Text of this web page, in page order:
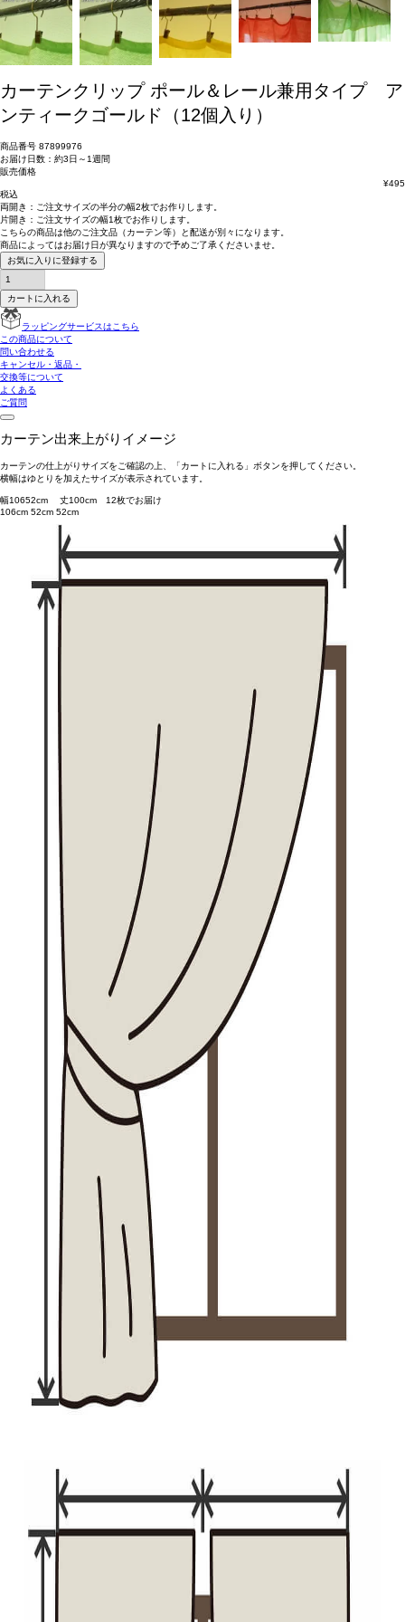
カーテンクリップ ポール＆レール兼用タイプ ア
ンティークゴールド（12個入り）
商品番号 87899976
お届け日数：約3日～1週間
販売価格
¥495
税込
両開き： ご注文サイズの半分の幅2枚でお作りします。
片開き： ご注文サイズの幅1枚でお作りします。
こちらの商品は他のご注文品（カーテン等）と配送が別々 になります。
商品によってはお届け日が異なりますので予めご了承くださいませ。
お気に入りに登録する
カートに入れる
ラッピングサービスはこちら
この商品について
問い合わせる
キャンセル・返品・
交換等について
よくある
ご質問
カーテン出来上がりイメージ
カーテンの仕上がりサイズをご確認の上、「カートに入れる」ボタンを押してください。
横幅はゆとりを加えたサイズが表示されています。
幅10652cm 丈100cm 12枚でお届け
106cm 52cm 52cm